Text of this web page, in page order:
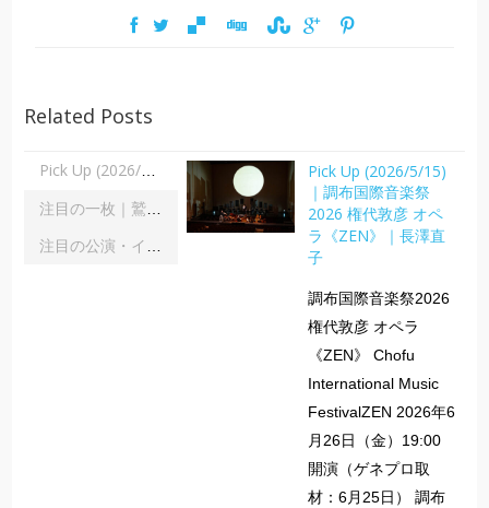
Related Posts
Pick Up (2026/5/15)｜調布国際音楽祭2026 権代敦彦 オペラ《ZEN》｜長澤直子
注目の一枚｜鷲宮美幸「舞踊の彼方へ」｜齋藤俊夫
Pick Up (2026/5/15)
｜調布国際音楽祭
2026 権代敦彦 オペ
ラ《ZEN》｜長澤直
子
調布国際音楽祭2026
権代敦彦 オペラ
《ZEN》 Chofu
International Music
FestivalZEN 2026年6
月26日（金）19:00
開演（ゲネプロ取
材：6月25日） 調布